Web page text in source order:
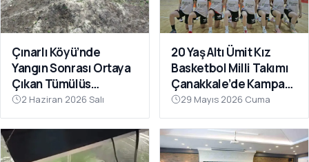
Çınarlı Köyü’nde
Yangın Sonrası Ortaya
Çıkan Tümülüs
Definecilerin Hedefi
Oldu
2 Haziran 2026 Salı
20 Yaş Altı Ümit Kız
Basketbol Milli Takımı
Çanakkale’de Kampa
Girdi
29 Mayıs 2026 Cuma